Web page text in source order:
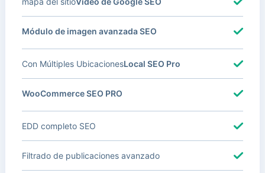
Módulo de imagen avanzada SEO
Local SEO Pro
Con Múltiples Ubicaciones
WooCommerce SEO PRO
EDD completo SEO
Filtrado de publicaciones avanzado